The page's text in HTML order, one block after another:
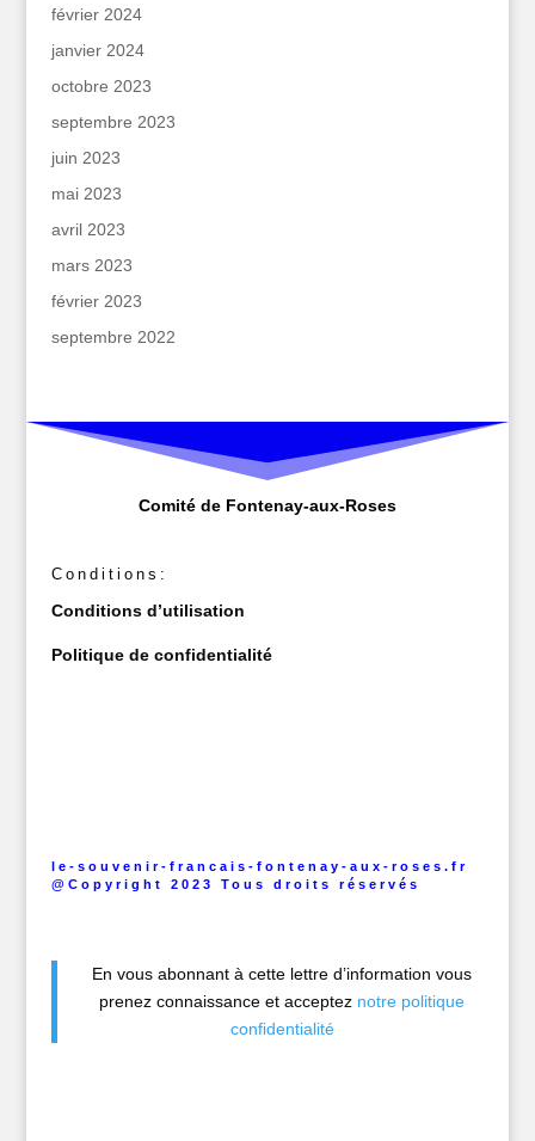
février 2024
janvier 2024
octobre 2023
septembre 2023
juin 2023
mai 2023
avril 2023
mars 2023
février 2023
septembre 2022
Comité de Fontenay-aux-Roses
Conditions:
Conditions d’utilisation
Politique de confidentialité
le-souvenir-francais-fontenay-aux-roses.fr
@Copyright 2023 Tous droits réservés
En vous abonnant à cette lettre d’information vous
prenez connaissance et acceptez notre politique
confidentialité